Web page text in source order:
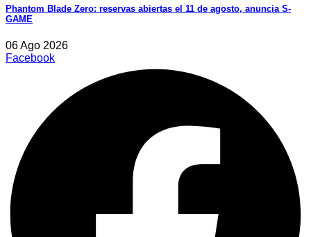
Phantom Blade Zero: reservas abiertas el 11 de agosto, anuncia S-
GAME
06 Ago 2026
Facebook